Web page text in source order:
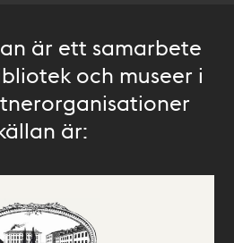
är ett samarbete
och museer i
är: